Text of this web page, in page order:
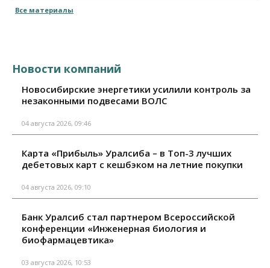
Все материалы
Новости компаний
Новосибирские энергетики усилили контроль за
незаконными подвесами ВОЛС
04 августа 2026, 09:46
Карта «Прибыль» Уралсиба – в Топ-3 лучших
дебетовых карт с кешбэком на летние покупки
04 августа 2026, 09:10
Банк Уралсиб стал партнером Всероссийской
конференции «Инженерная биология и
биофармацевтика»
03 августа 2026, 10:53